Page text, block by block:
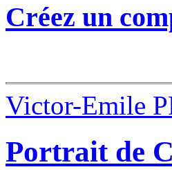
Créez un
Victor-Emile
Portrait de